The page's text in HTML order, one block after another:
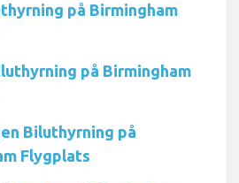
på Birmingham
på Birmingham
Biluthyrning på
Flygplats